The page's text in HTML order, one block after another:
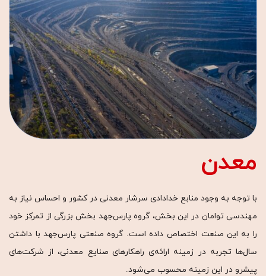
معدن
با توجه به وجود منابع خدادادی سرشار معدنی در کشور و احساس نیاز به
مهندسی توامان در این بخش، گروه پارس‌جهد بخش بزرگی از تمرکز خود
را به این صنعت اختصاص داده است. گروه صنعتی پارس‌جهد با داشتن
سال‌ها تجربه در زمینه ارائه‌ی راهکارهای صنایع معدنی، از شرکت‌های
پیشرو در این زمینه محسوب می‌شود.